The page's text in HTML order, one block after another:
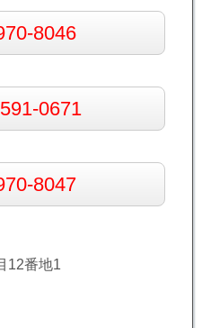
8046
0671
8047
12番地1